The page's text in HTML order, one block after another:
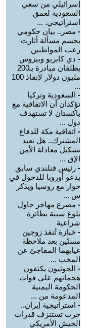
إسرائيلي من سعي
السعودية لعمق
استراتيجي. ...
- مصر.. بيان حكومي
يحسم مسألة أثارت
رعب المواطنين
- دي كابريو وبيزوس
يطلقان مبادرة بـ200
مليون دولار لإنقاذ 100
...
- السعودية وتركيا
تؤكدان أن الاتفاقية مع
باكستان لا تستهدف
دول ...
- اتفاقية مكة للدفاع
المشترك.. هل تعيد
تشكيل معادلة الأمن
الإق ...
- رئيس فنلندي سابق
يدعو أوروبا للدخول في
حوار مع روسيا ويذكر
س ...
- مصرع مهاجر حاول
بلوغ سبتة بطائرة
شراعية
- خبازة تُنقذ زوجين
مسنّين بعد ملاحظة
غيابهما المفاجئ عن
المخب ...
- الحوثيون يكثفون
هجماتهم على قوات
الحكومة اليمنية
المدعومة من ...
- استراتيجية إيران..
حرب تستنزف قدرات
الجيش الأمريكي